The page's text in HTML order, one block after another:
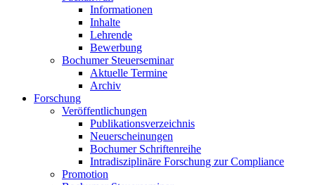
Informationen
Inhalte
Lehrende
Bewerbung
Bochumer Steuerseminar
Aktuelle Termine
Archiv
Forschung
Veröffentlichungen
Publikationsverzeichnis
Neuerscheinungen
Bochumer Schriftenreihe
Intradisziplinäre Forschung zur Compliance
Promotion